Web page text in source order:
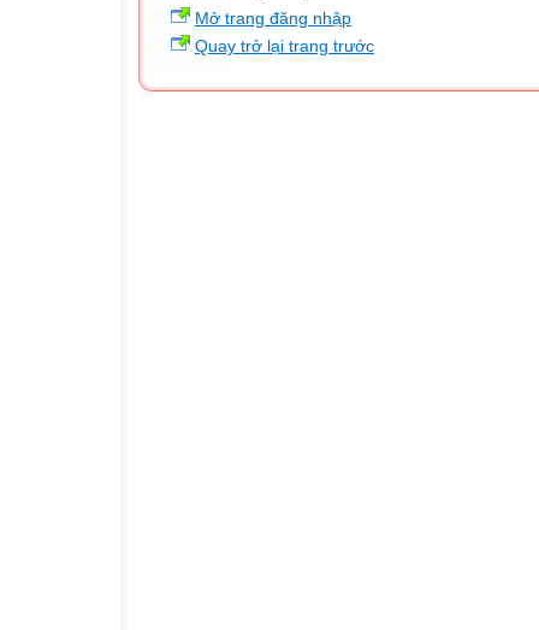
Mở trang đăng nhập
Quay trở lại trang trước